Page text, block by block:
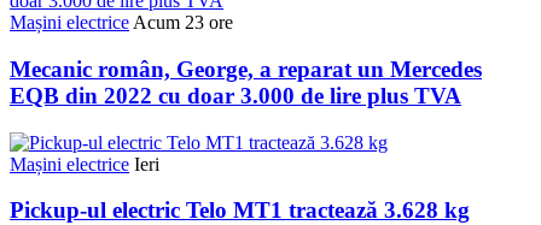
Mașini electrice Acum 23 ore
Mecanic român, George, a reparat un Mercedes
EQB din 2022 cu doar 3.000 de lire plus TVA
Mașini electrice Ieri
Pickup-ul electric Telo MT1 tractează 3.628 kg